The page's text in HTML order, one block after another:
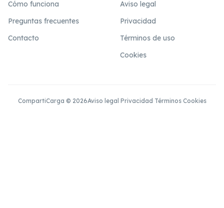
Cómo funciona
Preguntas frecuentes
Contacto
Aviso legal
Privacidad
Términos de uso
Cookies
CompartiCarga © 2026Aviso legal ·Privacidad ·Términos·Cookies